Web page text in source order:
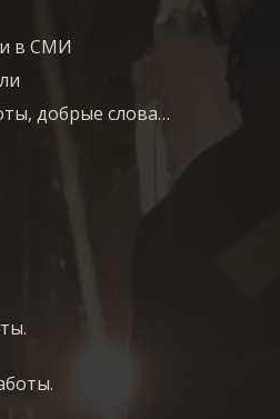
в СМИ
добрые слова…